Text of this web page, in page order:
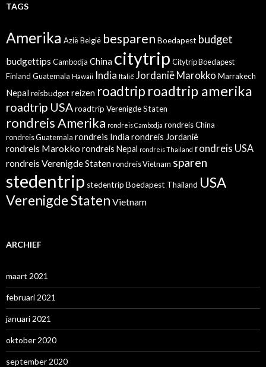
TAGS
Amerika AziëBelgië besparen Boedapest budget
budgettips Cambodja China citytrip Citytrip Boedapest
Finland Guatemala Hawaii India Italië Jordanië Marokko Marrakech
Nepalreisbudget reizen roadtrip roadtrip amerika
roadtrip USAroadtrip Verenigde Staten
rondreis Amerika rondreis Cambodja rondreis China
rondreis Guatemala rondreis Indiarondreis Jordanië
rondreis Marokkorondreis Nepal rondreis Thailand rondreis USA
rondreis Verenigde Statenrondreis Vietnam sparen
stedentrip stedentrip Boedapest Thailand USA
Verenigde Staten Vietnam
ARCHIEF
maart 2021
februari 2021
januari 2021
oktober 2020
september 2020